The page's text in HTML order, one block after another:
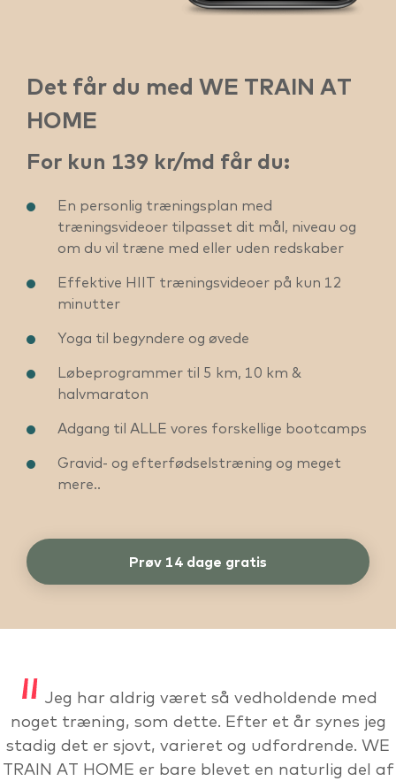
Det får du med WE TRAIN AT
HOME
For kun 139 kr/md får du:
En personlig træningsplan med
træningsvideoer tilpasset dit mål, niveau og
om du vil træne med eller uden redskaber
Effektive HIIT træningsvideoer på kun 12
minutter
Yoga til begyndere og øvede
Løbeprogrammer til 5 km, 10 km &
halvmaraton
Adgang til ALLE vores forskellige bootcamps
Gravid- og efterfødselstræning og meget
mere..
Prøv 14 dage gratis
Jeg har aldrig været så vedholdende med
noget træning, som dette. Efter et år synes jeg
stadig det er sjovt, varieret og udfordrende. WE
TRAIN AT HOME er bare blevet en naturlig del af